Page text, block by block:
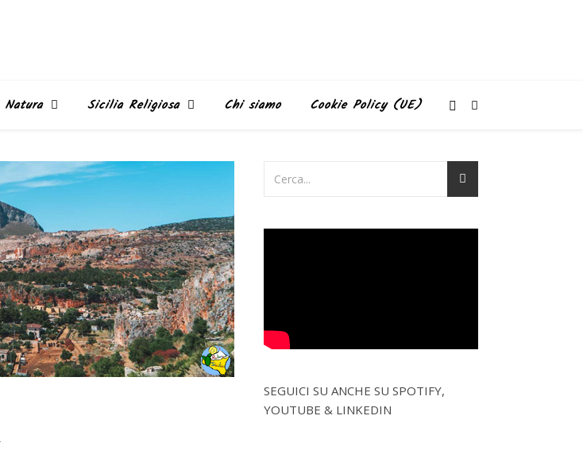
Natura Sicilia Religiosa Chi siamo Cookie Policy (UE)
SEGUICI SU ANCHE SU SPOTIFY,
YOUTUBE & LINKEDIN